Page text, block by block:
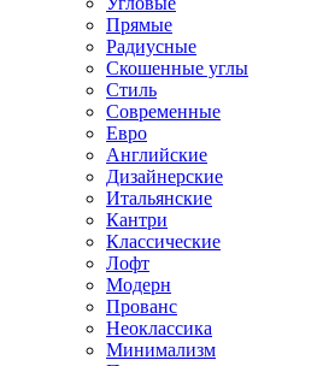
Прямые
Радиусные
Скошенные углы
Стиль
Современные
Евро
Английские
Дизайнерские
Итальянские
Кантри
Классические
Лофт
Модерн
Прованс
Неоклассика
Минимализм